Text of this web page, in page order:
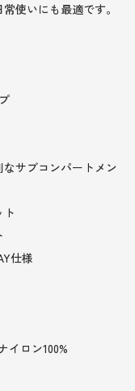
使いにも最適です。
サブコンパートメン
ト
仕様
イロン100%